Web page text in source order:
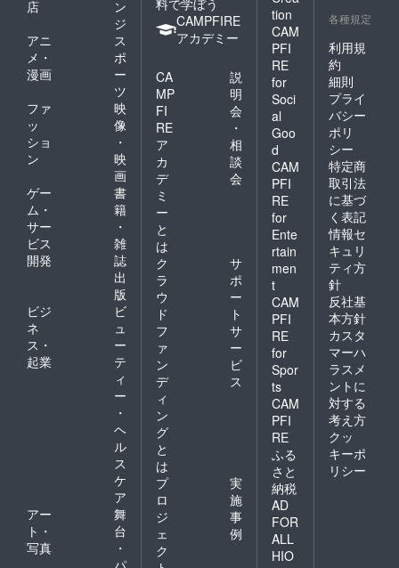
店
ン
ジ
アニ
メ・
漫画
ス
ポ
ー
ツ
ファ
ッ
ショ
ン
映
像
・
映
画
ゲー
ム・
サー
ビス
開発
書
籍
・
雑
誌
出
版
ビジ
ネ
ス・
起業
ビ
ュ
ー
テ
ィ
ー
・
ヘ
ル
ス
ケ
ア
アー
ト・
写真
舞
台
・
料で学ぼう
CAMPFIRE
アカデミー
CA
MP
FI
RE
ア
カ
デ
ミ
ー
と
は
説
明
会
・
相
談
会
ク
ラ
ウ
ド
フ
ァ
ン
デ
ィ
ン
グ
と
は
サ
ポ
ー
ト
サ
ー
ビ
ス
プ
ロ
ジ
ェ
ク
実
施
事
例
tion
CAM
PFI
RE
for
Soci
al
Goo
d
CAM
PFI
RE
for
Ente
rtain
men
t
CAM
PFI
RE
for
Spor
ts
CAM
PFI
RE
ふる
さと
納税
AD
FOR
ALL
HIO
各種規定
利用規
約
細則
プライ
バシー
ポリ
シー
特定商
取引法
に基づ
く表記
情報セ
キュリ
ティ方
針
反社基
本方針
カスタ
マーハ
ラスメ
ントに
対する
考え方
クッ
キーポ
リシー